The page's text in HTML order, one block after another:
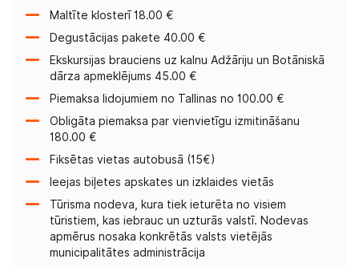
Maltīte klosterī 18.00 €
Degustācijas pakete 40.00 €
Ekskursijas brauciens uz kalnu Adžāriju un Botāniskā
dārza apmeklējums 45.00 €
Piemaksa lidojumiem no Tallinas no 100.00 €
Obligāta piemaksa par vienvietīgu izmitināšanu
180.00 €
Fiksētas vietas autobusā (15€)
Ieejas biļetes apskates un izklaides vietās
Tūrisma nodeva, kura tiek ieturēta no visiem
tūristiem, kas iebrauc un uzturās valstī. Nodevas
apmērus nosaka konkrētās valsts vietējās
municipalitātes administrācija